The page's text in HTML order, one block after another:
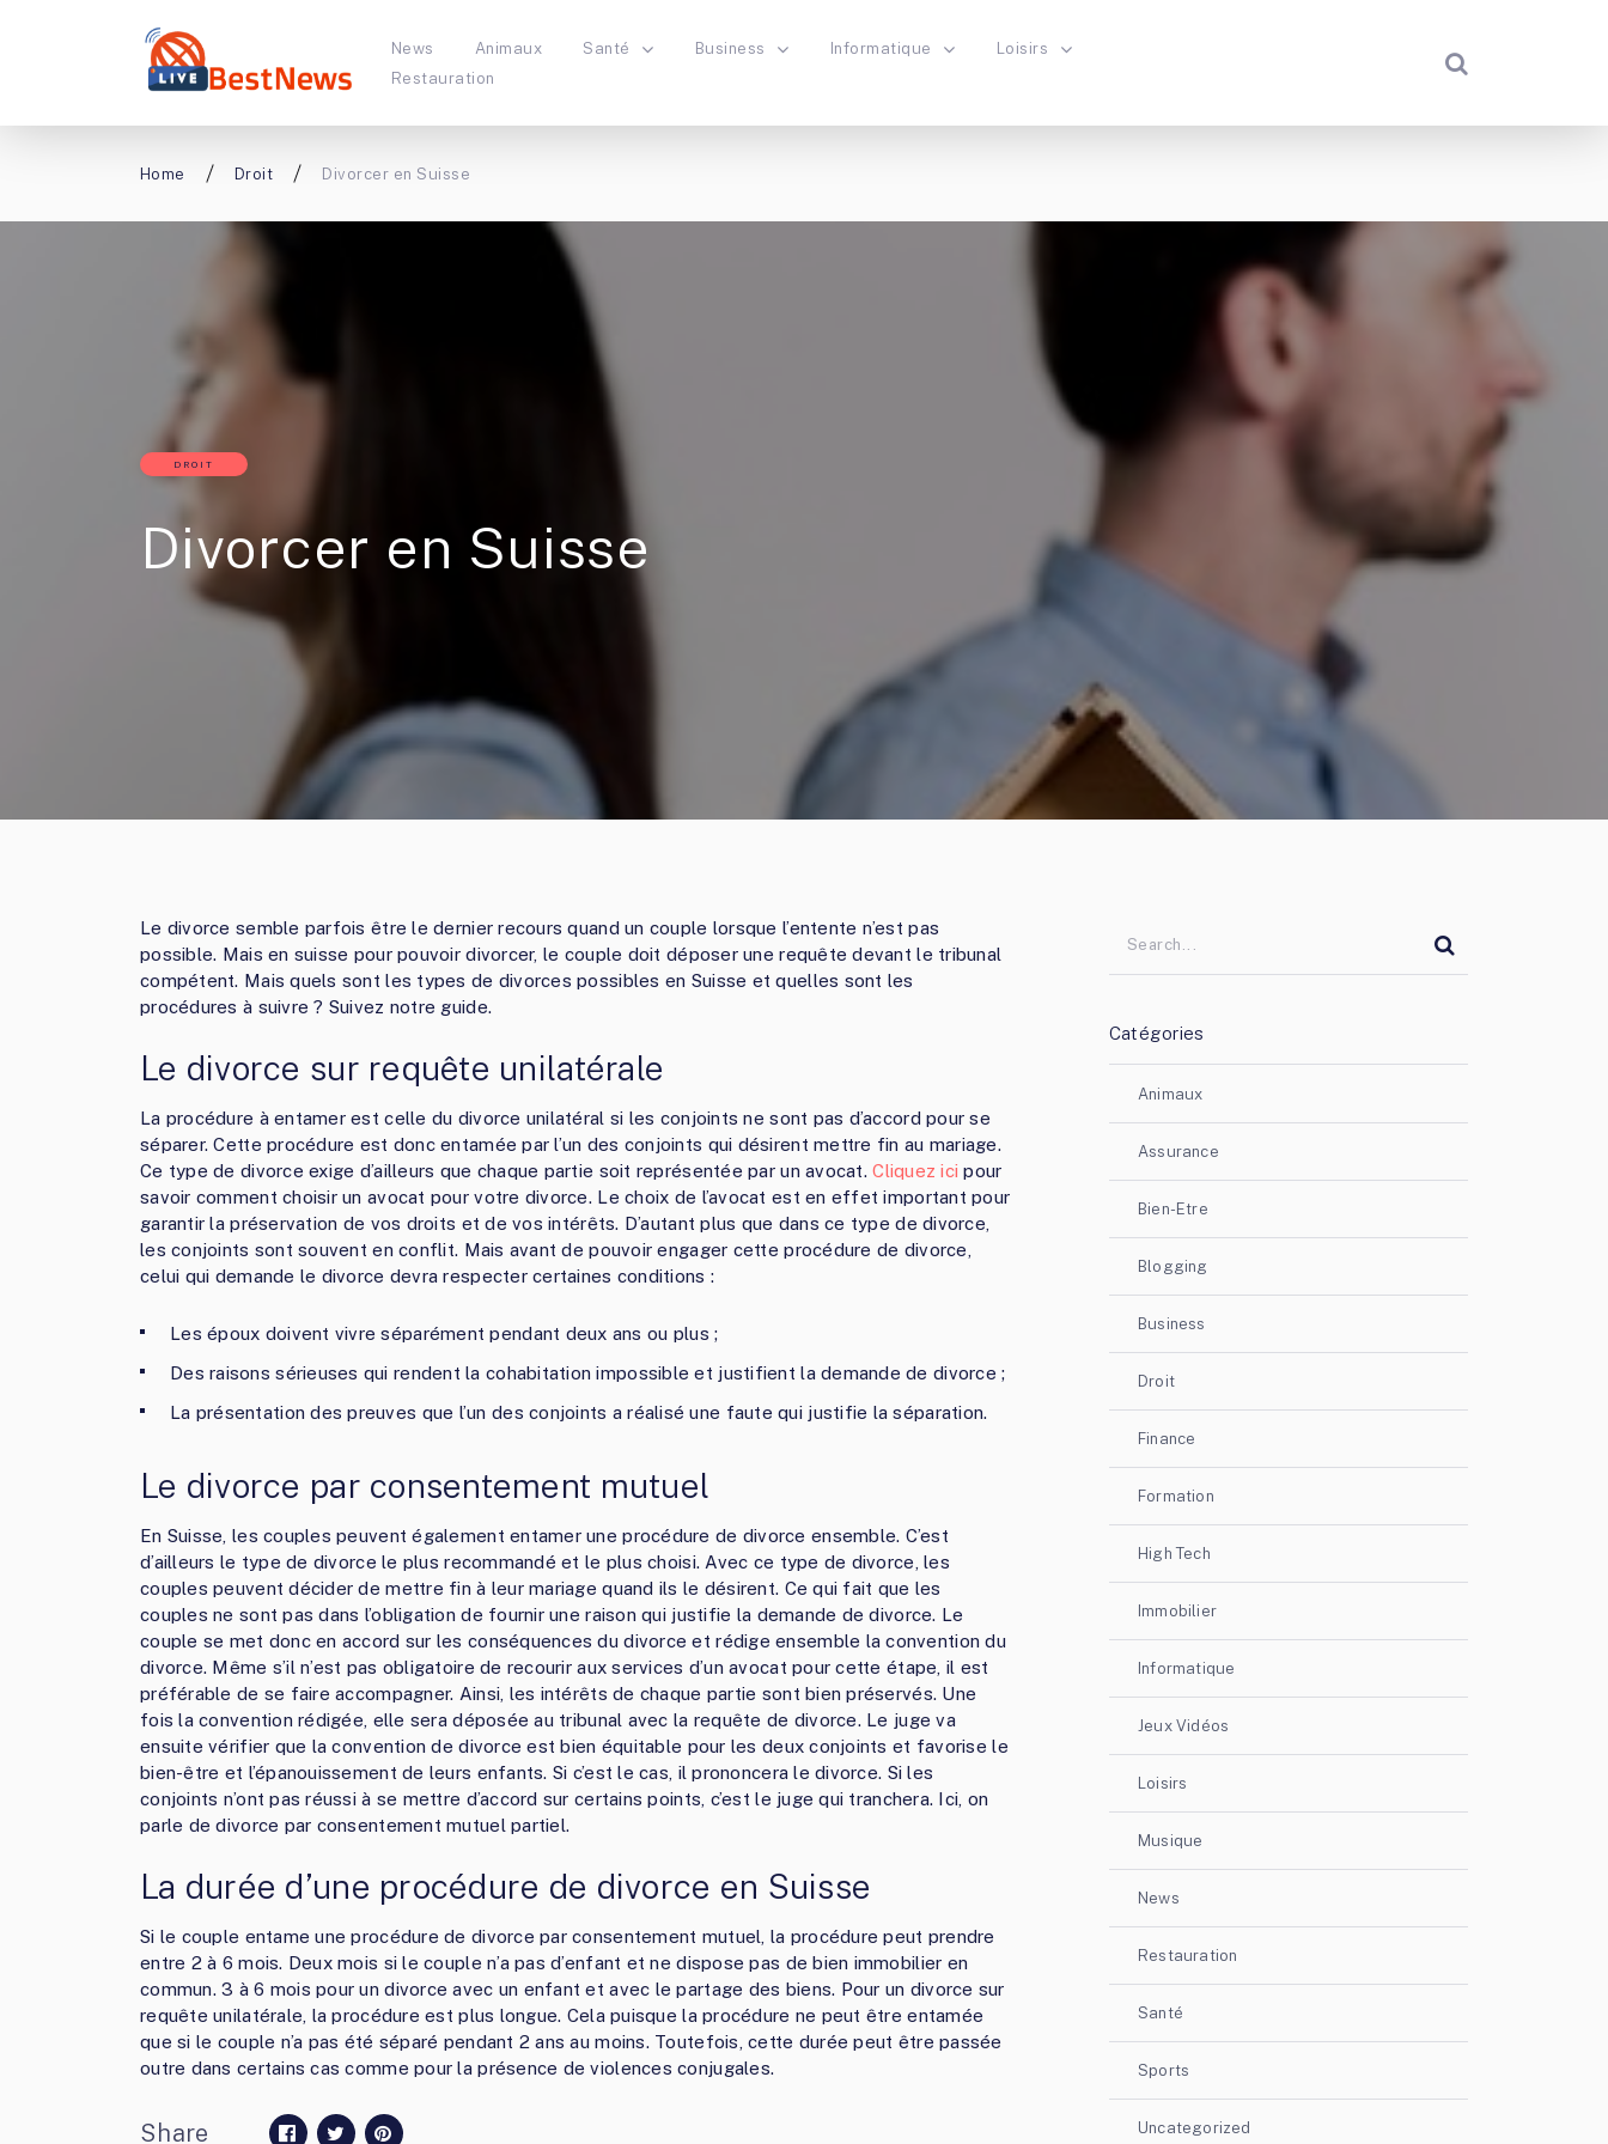
News Animaux Santé Business Informatique
Loisirs
Restauration
Home Droit Divorcer en Suisse
DROIT
Divorcer en Suisse
Le divorce semble parfois être le dernier recours quand un couple lorsque l’entente n’est pas
possible. Mais en suisse pour pouvoir divorcer, le couple doit déposer une requête devant le tribunal
compétent. Mais quels sont les types de divorces possibles en Suisse et quelles sont les
procédures à suivre ? Suivez notre guide.
Le divorce sur requête unilatérale
La procédure à entamer est celle du divorce unilatéral si les conjoints ne sont pas d’accord pour se
séparer. Cette procédure est donc entamée par l’un des conjoints qui désirent mettre fin au mariage.
Ce type de divorce exige d’ailleurs que chaque partie soit représentée par un avocat.Cliquez ici pour
savoir comment choisir un avocat pour votre divorce. Le choix de l’avocat est en effet important pour
garantir la préservation de vos droits et de vos intérêts. D’autant plus que dans ce type de divorce,
les conjoints sont souvent en conflit. Mais avant de pouvoir engager cette procédure de divorce,
celui qui demande le divorce devra respecter certaines conditions :
Les époux doivent vivre séparément pendant deux ans ou plus ;
Des raisons sérieuses qui rendent la cohabitation impossible et justifient la demande de divorce ;
La présentation des preuves que l’un des conjoints a réalisé une faute qui justifie la séparation.
Le divorce par consentement mutuel
En Suisse, les couples peuvent également entamer une procédure de divorce ensemble. C’est
d’ailleurs le type de divorce le plus recommandé et le plus choisi. Avec ce type de divorce, les
couples peuvent décider de mettre fin à leur mariage quand ils le désirent. Ce qui fait que les
couples ne sont pas dans l’obligation de fournir une raison qui justifie la demande de divorce. Le
couple se met donc en accord sur les conséquences du divorce et rédige ensemble la convention du
divorce. Même s’il n’est pas obligatoire de recourir aux services d’un avocat pour cette étape, il est
préférable de se faire accompagner. Ainsi, les intérêts de chaque partie sont bien préservés. Une
fois la convention rédigée, elle sera déposée au tribunal avec la requête de divorce. Le juge va
ensuite vérifier que la convention de divorce est bien équitable pour les deux conjoints et favorise le
bien-être et l’épanouissement de leurs enfants. Si c’est le cas, il prononcera le divorce. Si les
conjoints n’ont pas réussi à se mettre d’accord sur certains points, c’est le juge qui tranchera. Ici, on
parle de divorce par consentement mutuel partiel.
La durée d’une procédure de divorce en Suisse
Si le couple entame une procédure de divorce par consentement mutuel, la procédure peut prendre
entre 2 à 6 mois. Deux mois si le couple n’a pas d’enfant et ne dispose pas de bien immobilier en
commun. 3 à 6 mois pour un divorce avec un enfant et avec le partage des biens. Pour un divorce sur
requête unilatérale, la procédure est plus longue. Cela puisque la procédure ne peut être entamée
que si le couple n’a pas été séparé pendant 2 ans au moins. Toutefois, cette durée peut être passée
outre dans certains cas comme pour la présence de violences conjugales.
Share
Catégories
Animaux
Assurance
Bien-Etre
Blogging
Business
Droit
Finance
Formation
High Tech
Immobilier
Informatique
Jeux Vidéos
Loisirs
Musique
News
Restauration
Santé
Sports
Uncategorized